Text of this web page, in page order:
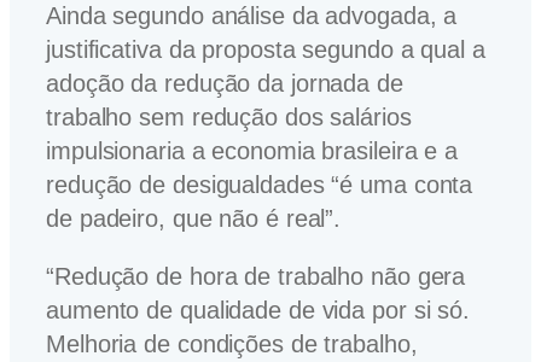
Ainda segundo análise da advogada, a
justificativa da proposta segundo a qual a
adoção da redução da jornada de
trabalho sem redução dos salários
impulsionaria a economia brasileira e a
redução de desigualdades “é uma conta
de padeiro, que não é real”.
“Redução de hora de trabalho não gera
aumento de qualidade de vida por si só.
Melhoria de condições de trabalho,